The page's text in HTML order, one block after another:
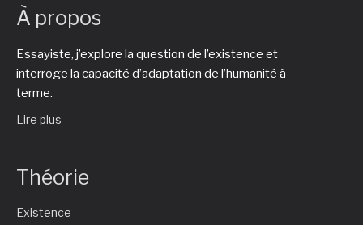
À propos
Essayiste, j’explore la question de l’existence et
interroge la capacité d’adaptation de l’humanité à
terme.
Lire plus
Théorie
Existence